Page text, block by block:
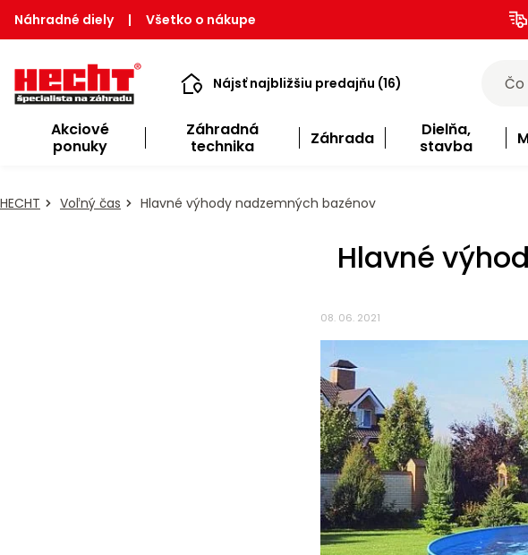
Náhradné diely | Všetko o nákupe
Nájsť najbližšiu predajňu (16)
Akciové
ponuky
Záhradná
technika
Záhrada
Dielňa,
stavba
HECHT Voľný čas Hlavné výhody nadzemných bazénov
Hlavné
08. 06. 2021